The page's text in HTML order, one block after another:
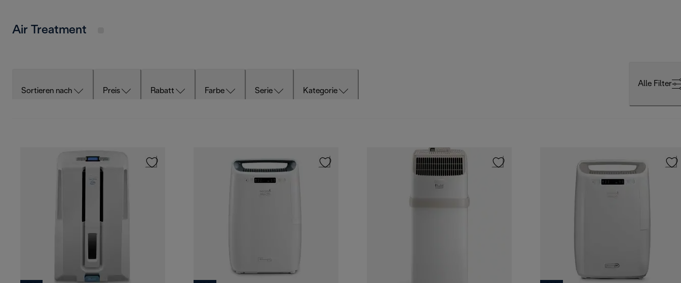
Air Treatment
Sortieren nach Preis Rabatt Farbe Serie Kategorie
Alle Filter